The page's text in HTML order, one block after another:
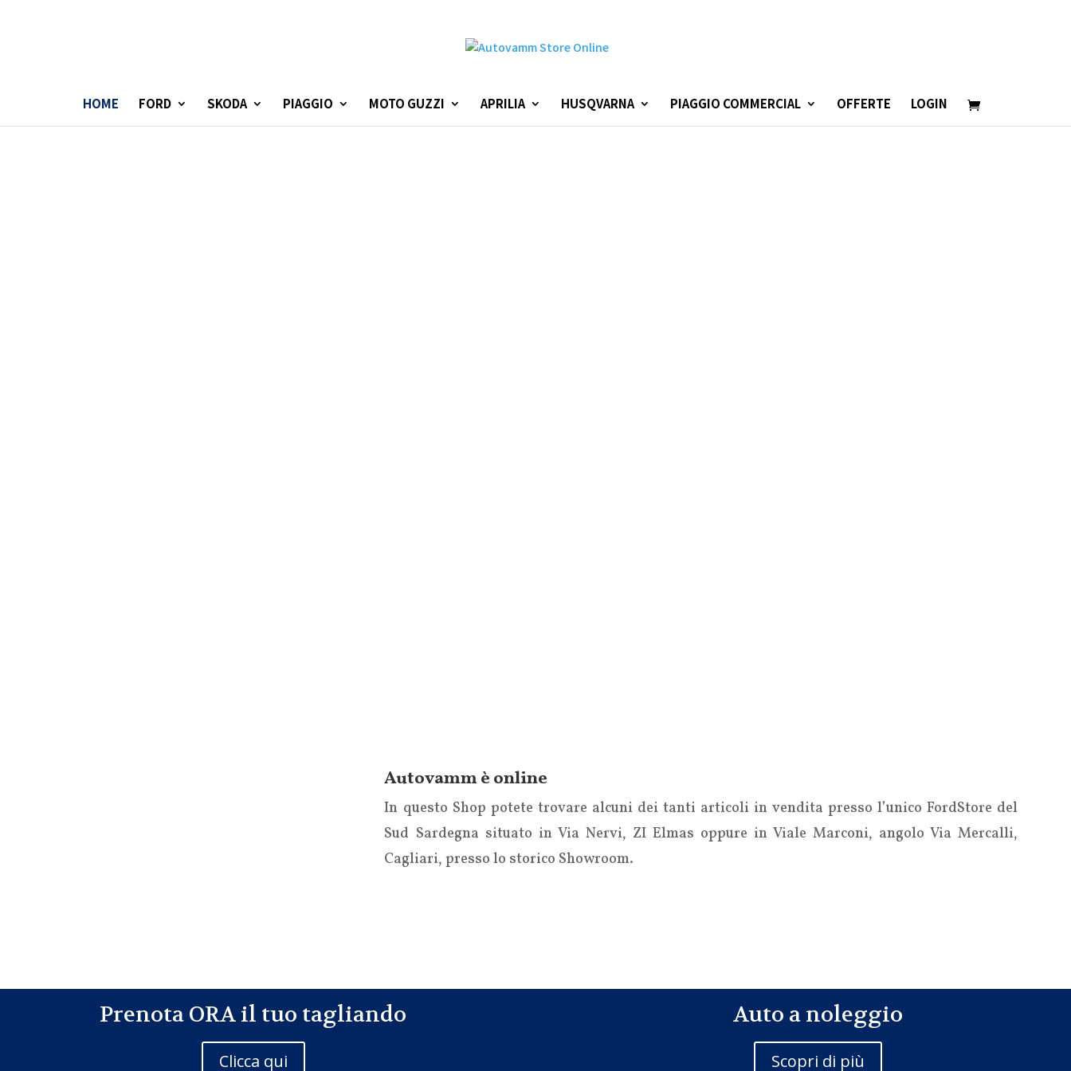
HOME FORD SKODA PIAGGIO MOTO GUZZI APRILIA HUSQVARNA PIAGGIO COMMERCIAL OFFERTE LOGIN
Autovamm è online
In questo Shop potete trovare alcuni dei tanti articoli in vendita presso l’unico FordStore del
Sud Sardegna situato in Via Nervi, ZI Elmas oppure in Viale Marconi, angolo Via Mercalli,
Cagliari, presso lo storico Showroom.
Prenota ORA il tuo tagliando
Clicca qui
Auto a noleggio
Scopri di più